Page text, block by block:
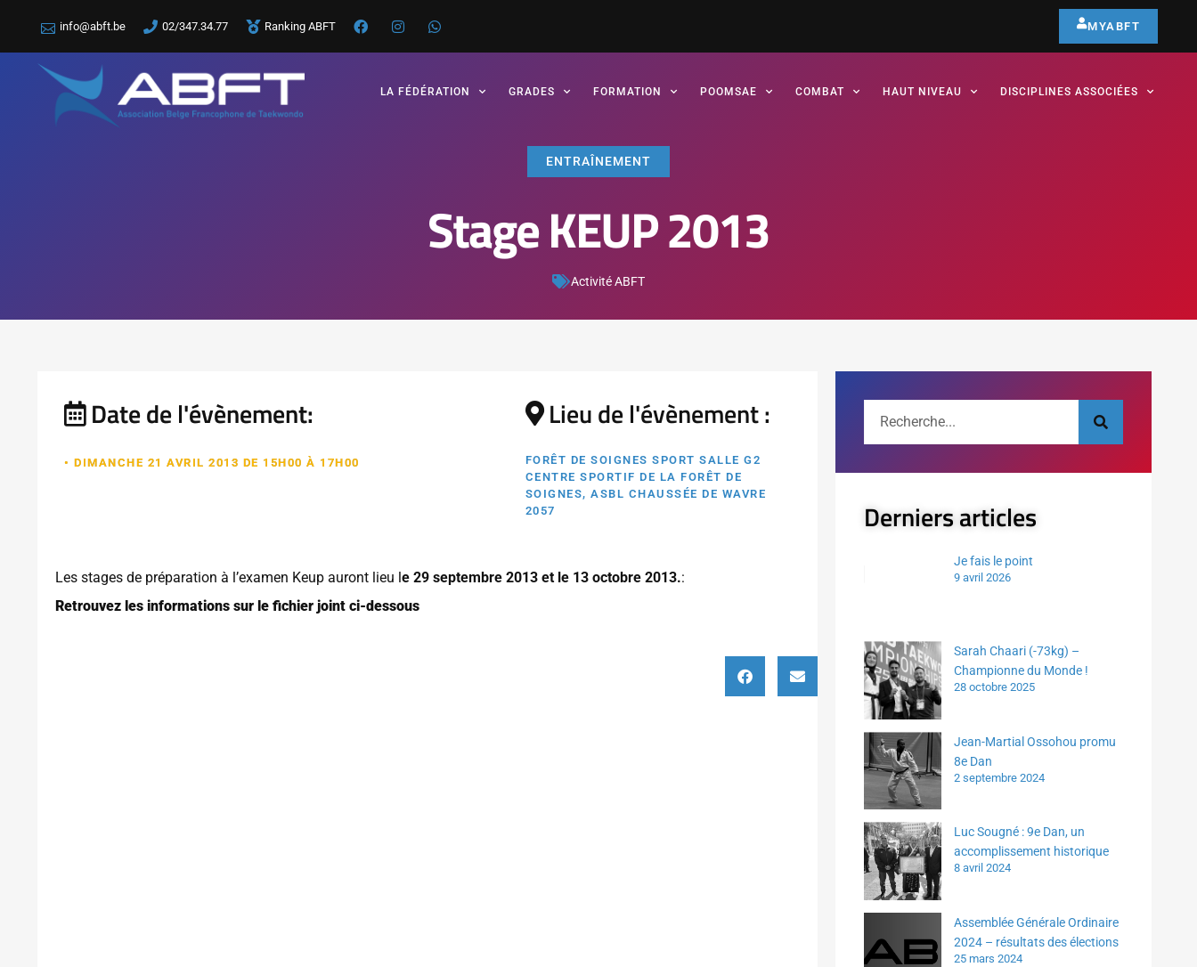
info@abft.be 02/347.34.77 Ranking ABFT MYABFT
LA FÉDÉRATION GRADES FORMATION POOMSAE COMBAT HAUT NIVEAU DISCIPLINES ASSOCIÉES
ENTRAÎNEMENT
Stage KEUP 2013
Activité ABFT
Date de l'évènement:
• DIMANCHE 21 AVRIL 2013 DE 15H00 À 17H00
Lieu de l'évènement :
FORÊT DE SOIGNES SPORT SALLE G2
CENTRE SPORTIF DE LA FORÊT DE
SOIGNES, ASBL CHAUSSÉE DE WAVRE
2057
Les stages de préparation à l’examen Keup auront lieu le 29 septembre 2013 et le 13 octobre 2013.:
Retrouvez les informations sur le fichier joint ci-dessous
Derniers articles
Je fais le point
9 avril 2026
Sarah Chaari (-73kg) –
Championne du Monde !
28 octobre 2025
Jean-Martial Ossohou promu
8e Dan
2 septembre 2024
Luc Sougné : 9e Dan, un
accomplissement historique
8 avril 2024
Assemblée Générale Ordinaire
2024 – résultats des élections
25 mars 2024